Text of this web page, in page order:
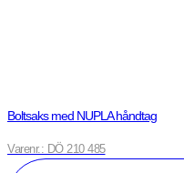
Boltsaks med NUPLA håndtag
Varenr.: DÖ 210 485